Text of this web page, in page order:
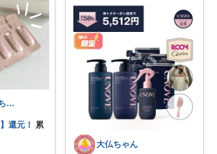
みつばちまーちᵀᴴᴬᴺᴷ ᵞᴼᵁ ◡̈*
還元！
累
大仏ちゃん